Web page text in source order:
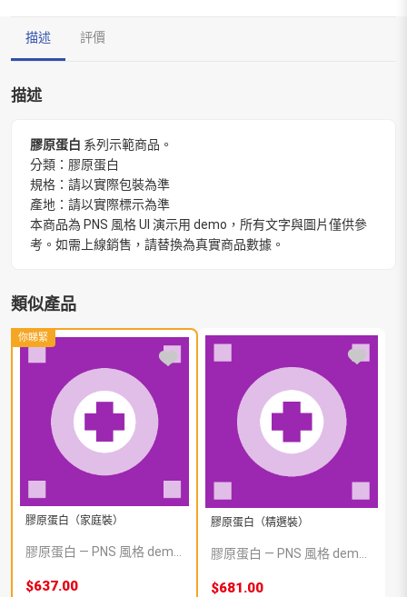
描述 評價
描述
膠原蛋白 系列示範商品。
分類：膠原蛋白
規格：請以實際包裝為準
產地：請以實際標示為準
本商品為 PNS 風格 UI 演示用 demo，所有文字與圖片僅供參
考。如需上線銷售，請替換為真實商品數據。
類似產品
你睇緊
膠原蛋白（家庭裝）
膠原蛋白 — PNS 風格 demo 占位商品，方便首頁與分類頁版位演示，上線前由業務替換為真實 SKU。
$637.00
膠原蛋白（精選裝）
膠原蛋白 — PNS 風格 demo 占位商品，方便首頁與分類頁版位演示，上線前由業務替換為真實 SKU。
$681.00